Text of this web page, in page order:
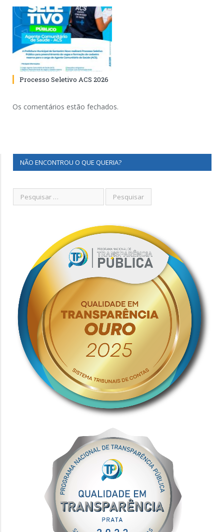
Processo Seletivo ACS 2026
Os comentários estão fechados.
NÃO ENCONTROU O QUE QUERIA?